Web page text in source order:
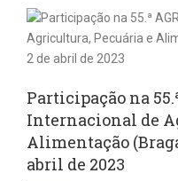
Participação na
Internacional de
Alimentação
abril de 2023